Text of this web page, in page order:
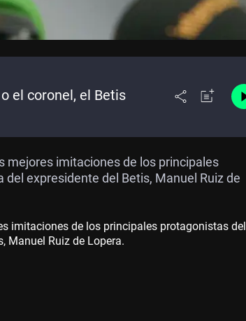
el coronel, el Betis
mejores imitaciones de los principales
expresidente del Betis, Manuel Ruiz de
imitaciones de los principales protagonistas del
Manuel Ruiz de Lopera.